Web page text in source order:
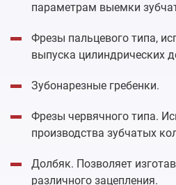
параметрам выемки
Фрезы пальцевого типа,
выпуска цилиндрических
Зубонарезные гребенки.
Фрезы червячного типа.
производства зубчатых
Долбяк. Позволяет
различного зацепления.